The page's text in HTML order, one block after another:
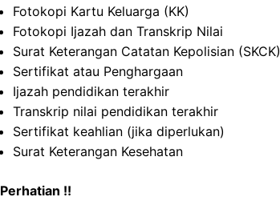
Fotokopi Kartu Keluarga (KK)
Fotokopi Ijazah dan Transkrip Nilai
Surat Keterangan Catatan Kepolisian (SKCK)
Sertifikat atau Penghargaan
Ijazah pendidikan terakhir
Transkrip nilai pendidikan terakhir
Sertifikat keahlian (jika diperlukan)
Surat Keterangan Kesehatan
Perhatian !!